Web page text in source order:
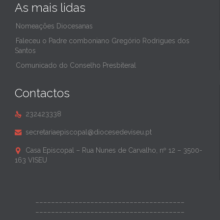
As mais lidas
Nomeações Diocesanas
Faleceu o Padre comboniano Gregório Rodrigues dos
Santos
Comunicado do Conselho Presbiteral
Contactos
 232423338
 secretariaepiscopal@diocesedeviseu.pt

Casa Episcopal – Rua Nunes de Carvalho, nº 12 – 3500-
163 VISEU